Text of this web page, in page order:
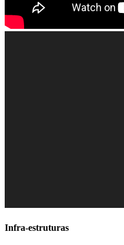
Infra-estruturas